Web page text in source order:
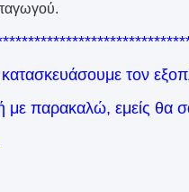
τον
με παρακαλώ, εμείς θα